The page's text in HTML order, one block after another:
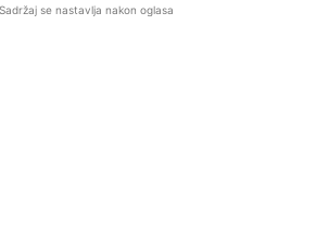
Sadržaj se nastavlja nakon oglasa